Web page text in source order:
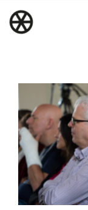
Inhalt
springen